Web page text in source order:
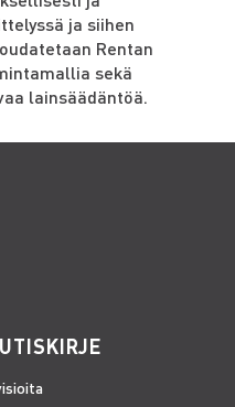
ja siihen
Rentan
sekä
lainsäädäntöä.